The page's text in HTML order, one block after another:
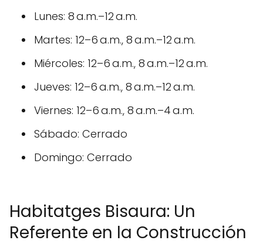
Lunes: 8 a.m.–12 a.m.
Martes: 12–6 a.m., 8 a.m.–12 a.m.
Miércoles: 12–6 a.m., 8 a.m.–12 a.m.
Jueves: 12–6 a.m., 8 a.m.–12 a.m.
Viernes: 12–6 a.m., 8 a.m.–4 a.m.
Sábado: Cerrado
Domingo: Cerrado
Habitatges Bisaura: Un
Referente en la Construcción